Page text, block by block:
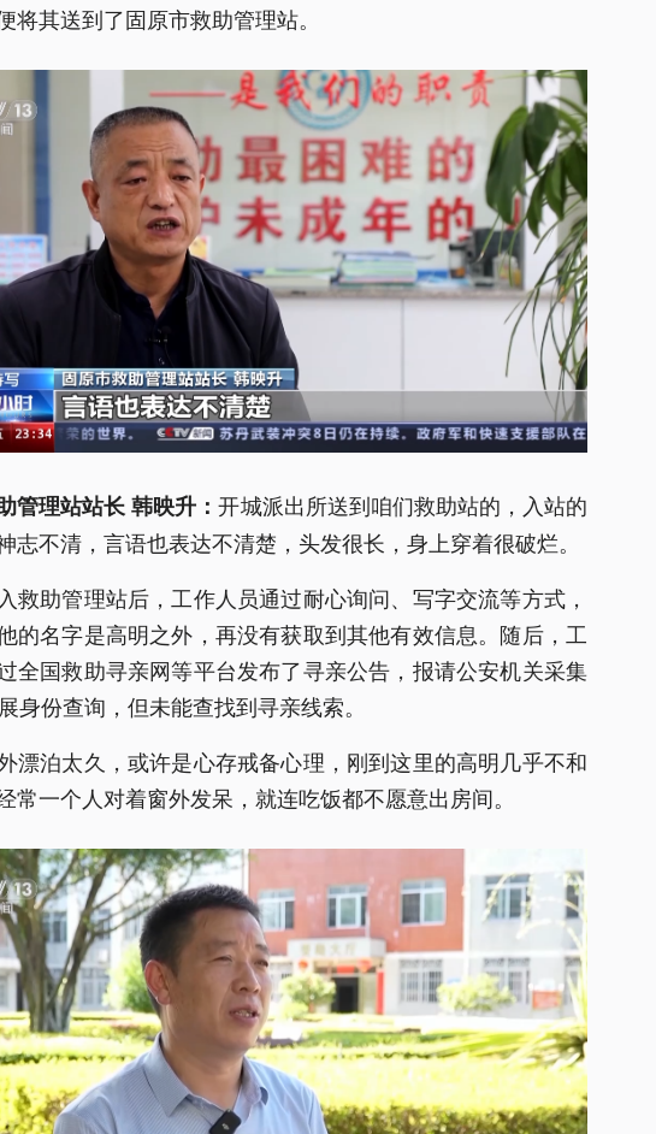
将其送到了固原市救助管理站。
管理站站长 韩映升：开城派出所送到咱们救助站的，入站的
志不清，言语也表达不清楚，头发很长，身上穿着很破烂。
救助管理站后，工作人员通过耐心询问、写字交流等方式，
的名字是高明之外，再没有获取到其他有效信息。随后，工
全国救助寻亲网等平台发布了寻亲公告，报请公安机关采集
身份查询，但未能查找到寻亲线索。
漂泊太久，或许是心存戒备心理，刚到这里的高明几乎不和
常一个人对着窗外发呆，就连吃饭都不愿意出房间。